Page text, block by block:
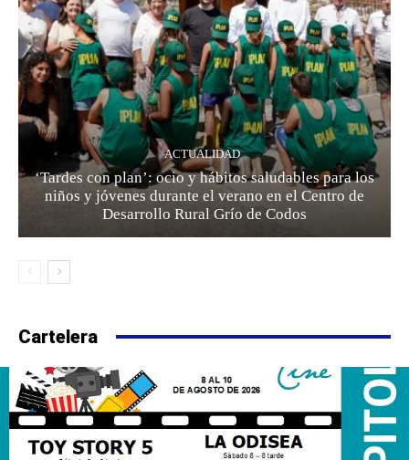
ACTUALIDAD
‘Tardes con plan’: ocio y hábitos saludables para los
niños y jóvenes durante el verano en el Centro de
Desarrollo Rural Grío de Codos
Cartelera